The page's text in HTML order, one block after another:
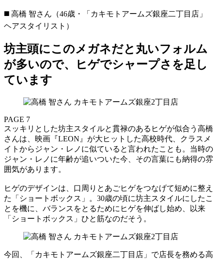
◼️ 高橋 智さん（46歳・「カキモトアームズ銀座二丁目店」
ヘアスタイリスト）
坊主頭にこのメガネだと丸いフォルム
が多いので、ヒゲでシャープさを足し
ています
PAGE 7
スッキリとした坊主スタイルと貫禄のあるヒゲが似合う高橋
さんは、映画『LEON』が大ヒットした高校時代、クラスメ
イトからジャン・レノに似ていると言われたことも。当時の
ジャン・レノに年齢が追いついた今、その言葉にも納得の雰
囲気があります。
ヒゲのデザインは、口周りとあごヒゲをつなげて短めに整え
た「ショートボックス」。30歳の頃に坊主スタイルにしたこ
とを機に、バランスをとるためにヒゲを伸ばし始め、以来
「ショートボックス」ひと筋なのだそう。
今回、「カキモトアームズ銀座二丁目店」で店長を務める高